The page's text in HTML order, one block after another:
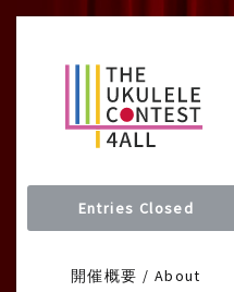
Entries Closed
開催概要 / About